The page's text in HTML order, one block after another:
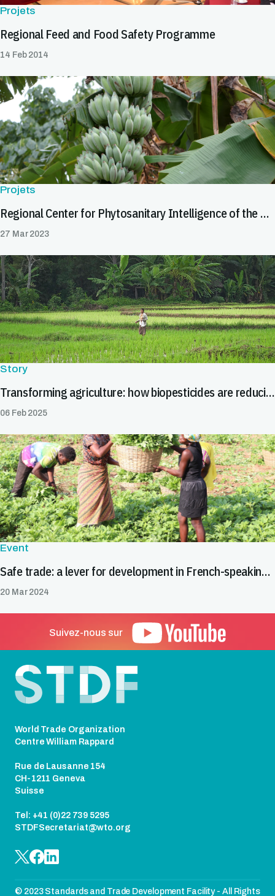
Projets
Regional Feed and Food Safety Programme
14 Feb 2014
Projets
Regional Center for Phytosanitary Intelligence of the Andean Community
27 Mar 2023
Story
Transforming agriculture: how biopesticides are reducing trade barriers
06 Feb 2025
Event
Safe trade: a lever for development in French-speaking Africa
20 Mar 2024
Suivez-nous sur
World Trade Organization
Centre William Rappard
Rue de Lausanne 154
CH-1211 Geneva
Suisse
Tel: +41 (0)22 739 5295
STDFSecretariat@wto.org
© 2023 Standards and Trade Development Facility - All Rights